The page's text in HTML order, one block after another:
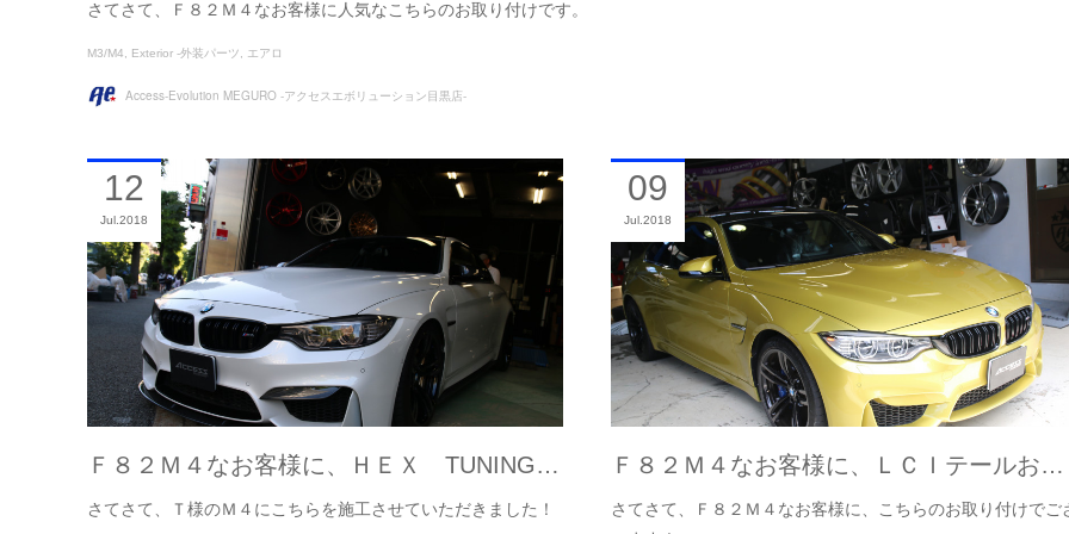
さてさて、Ｆ８２Ｍ４なお客様に人気なこちらのお取り付けです。
M3/M4 Exterior -外装パーツ エアロ
Access-Evolution MEGURO -アクセスエボリューション目黒店-
Ｆ８２Ｍ４なお客様に、ＨＥＸ TUNING…
さてさて、Ｔ様のＭ４にこちらを施工させていただきました！
12
Jul 2018
Ｆ８２Ｍ４なお客様に、ＬＣＩテールお…
さてさて、Ｆ８２Ｍ４なお客様に、こちらのお取り付けでご
09
Jul 2018